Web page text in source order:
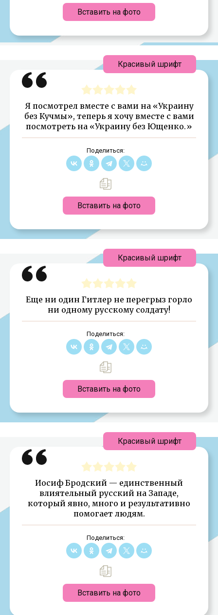
Вставить на фото
Я посмотрел вместе с вами на «Украину
без Кучмы», теперь я хочу вместе с вами
посмотреть на «Украину без Ющенко.»
Поделиться:
Вставить на фото
Красивый шрифт
Еще ни один Гитлер не перегрыз горло
ни одному русскому солдату!
Поделиться:
Вставить на фото
Красивый шрифт
Иосиф Бродский — единственный
влиятельный русский на Западе,
который явно, много и результативно
помогает людям.
Поделиться:
Вставить на фото
Красивый шрифт